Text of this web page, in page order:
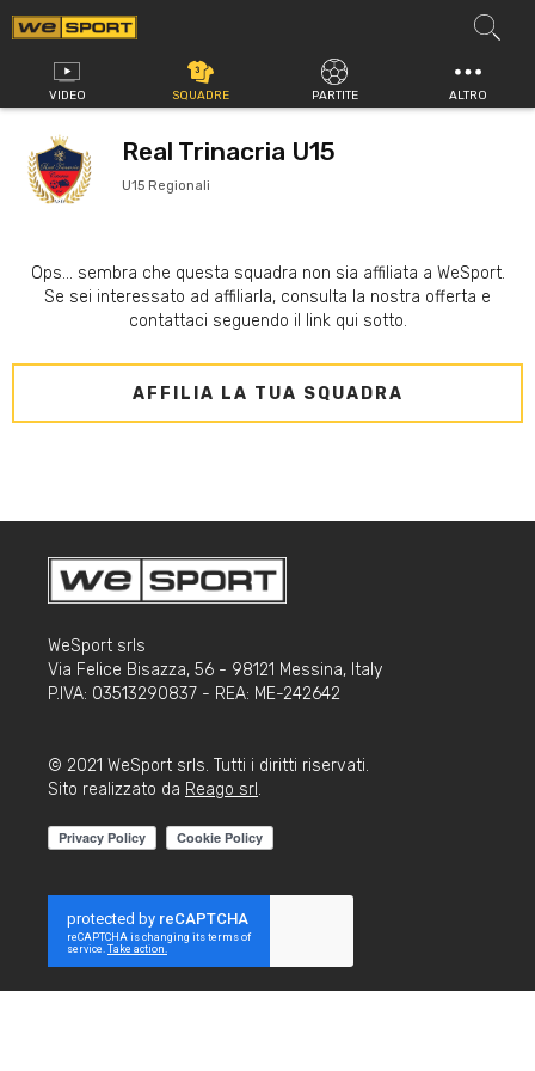
Vai
al
contenuto
VIDEO SQUADRE PARTITE ALTRO
Real Trinacria U15
U15 Regionali
Ops... sembra che questa squadra non sia affiliata a WeSport.
Se sei interessato ad affiliarla, consulta la nostra offerta e
contattaci seguendo il link qui sotto.
AFFILIA LA TUA SQUADRA
WeSport srls
Via Felice Bisazza, 56 - 98121 Messina, Italy
P.IVA: 03513290837 - REA: ME-242642
© 2021 WeSport srls. Tutti i diritti riservati.
Sito realizzato da Reago srl .